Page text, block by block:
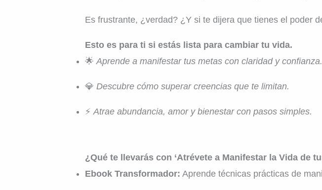
Es frustrante, ¿verdad? ¿Y si te dijera que tienes el poder
Esto es para ti si estás lista para cambiar tu vida.
🌟Aprende a manifestar tus metas con claridad y confianza.
💎 Descubre cómo superar creencias que te limitan.
⚡Atrae abundancia, amor y bienestar con pasos simples.
¿Qué te llevarás con ‘Atrévete a Manifestar la Vida de
Ebook Transformador: Aprende técnicas prácticas de